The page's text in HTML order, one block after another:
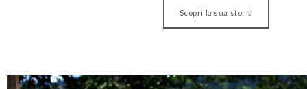
Scopri la sua storia